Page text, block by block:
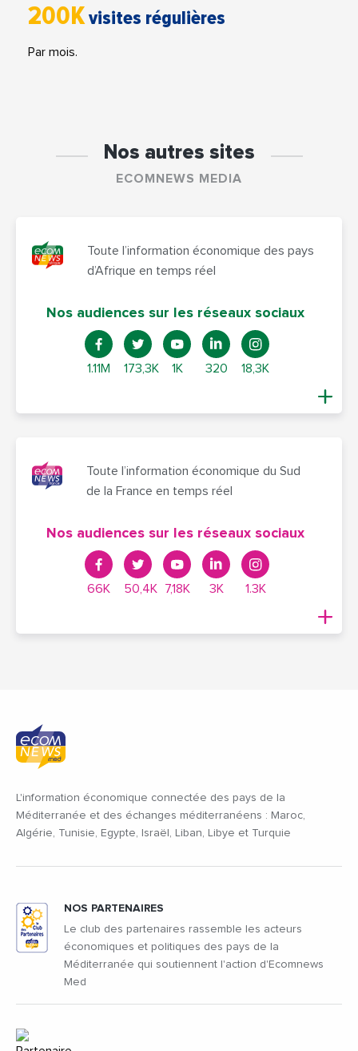
200Kvisites régulières
Par mois.
Nos autres sites
ECOMNEWS MEDIA
Toute l’information économique des pays
d’Afrique en temps réel
Nos audiences sur les réseaux sociaux
1.11M 173,3K 1K 320 18,3K
Toute l’information économique du Sud
de la France en temps réel
Nos audiences sur les réseaux sociaux
66K 50,4K 7,18K 3K 1.3K
L'information économique connectée des pays de la
Méditerranée et des échanges méditerranéens : Maroc,
Algérie, Tunisie, Egypte, Israël, Liban, Libye et Turquie
NOS PARTENAIRES
Le club des partenaires rassemble les acteurs
économiques et politiques des pays de la
Méditerranée qui soutiennent l'action d'Ecomnews
Med